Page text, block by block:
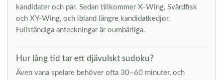
kandidater och par. Sedan tillkommer X-Wing, Svärdfisk
och XY-Wing, och ibland längre kandidatkedjor.
Fullständiga anteckningar är oumbärliga.
Hur lång tid tar ett djävulskt sudoku?
Även vana spelare behöver ofta 30–60 minuter, och